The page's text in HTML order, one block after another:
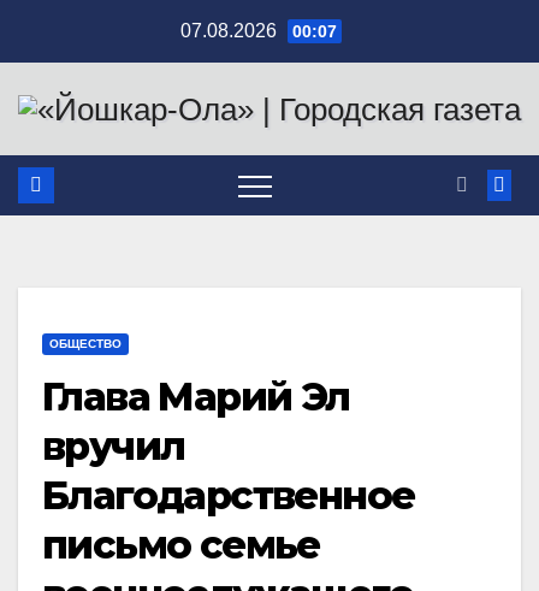
содержимому
07.08.2026 00:07
ОБЩЕСТВО
Глава Марий Эл
вручил
Благодарственное
письмо семье